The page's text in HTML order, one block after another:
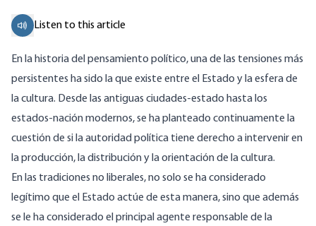
Listen to this article
En la historia del pensamiento político, una de las tensiones más
persistentes ha sido la que existe entre el Estado y la esfera de
la cultura. Desde las antiguas ciudades-estado hasta los
estados-nación modernos, se ha planteado continuamente la
cuestión de si la autoridad política tiene derecho a intervenir en
la producción, la distribución y la orientación de la cultura.
En las tradiciones no liberales, no solo se ha considerado
legítimo que el Estado actúe de esta manera, sino que además
se le ha considerado el principal agente responsable de la